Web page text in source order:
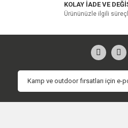
KOLAY İADE VE
Ürününüzle ilgili